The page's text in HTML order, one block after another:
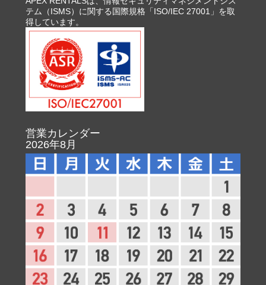
テム（ISMS）に関する国際規格「ISO/IEC 27001」を取
得しています。
営業カレンダー
2026年8月